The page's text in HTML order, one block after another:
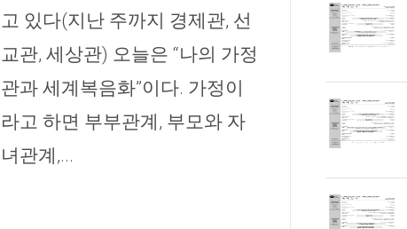
고 있다(지난 주까지 경제관, 선
교관, 세상관) 오늘은 “나의 가정
관과 세계복음화”이다. 가정이
라고 하면 부부관계, 부모와 자
녀관계,...